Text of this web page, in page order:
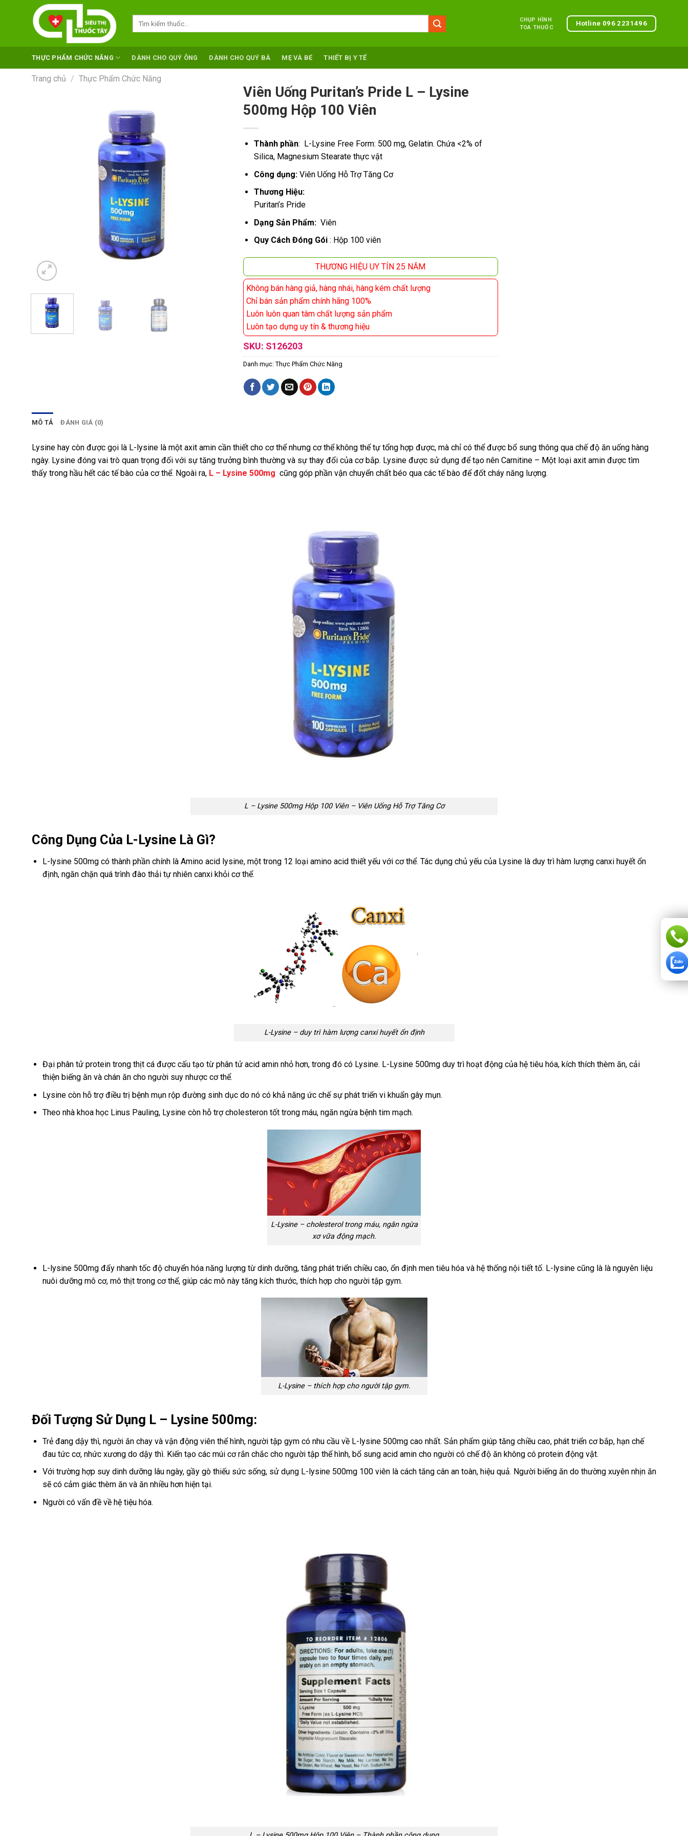
CHỤP HÌNH
TOA THUỐC
Hotline 096 2231496
THỰC PHẨM CHỨC NĂNG DÀNH CHO QUÝ ÔNG DÀNH CHO QUÝ BÀ MẸ VÀ BÉ THIẾT BỊ Y TẾ
Trang chủ / Thực Phẩm Chức Năng
Viên Uống Puritan’s Pride L – Lysine
500mg Hộp 100 Viên
Thành phần: L-Lysine Free Form: 500 mg, Gelatin. Chứa <2% of
Silica, Magnesium Stearate thực vật
Công dụng: Viên Uống Hỗ Trợ Tăng Cơ
Thương Hiệu:
Puritan’s Pride
Dạng Sản Phẩm: Viên
Quy Cách Đóng Gói : Hộp 100 viên
THƯƠNG HIỆU UY TÍN 25 NĂM
Không bán hàng giả, hàng nhái, hàng kém chất lượng
Chỉ bán sản phẩm chính hãng 100%
Luôn luôn quan tâm chất lượng sản phẩm
Luôn tạo dựng uy tín & thương hiệu
SKU: S126203
Danh mục: Thực Phẩm Chức Năng
MÔ TẢ ĐÁNH GIÁ (0)
Lysine hay còn được gọi là L-lysine là một axit amin cần thiết cho cơ thể nhưng cơ thể không thể tự tổng hợp được, mà chỉ có thể được bổ sung thông qua chế độ ăn uống hàng
ngày. Lysine đóng vai trò quan trọng đối với sự tăng trưởng bình thường và sự thay đổi của cơ bắp. Lysine được sử dụng để tạo nên Carnitine – Một loại axit amin được tìm
thấy trong hầu hết các tế bào của cơ thể. Ngoài ra, L – Lysine 500mg cũng góp phần vận chuyển chất béo qua các tế bào để đốt cháy năng lượng.
L – Lysine 500mg Hộp 100 Viên – Viên Uống Hỗ Trợ Tăng Cơ
Công Dụng Của L-Lysine Là Gì?
L-lysine 500mg có thành phần chính là Amino acid lysine, một trong 12 loại amino acid thiết yếu với cơ thể. Tác dụng chủ yếu của Lysine là duy trì hàm lượng canxi huyết ổn
định, ngăn chặn quá trình đào thải tự nhiên canxi khỏi cơ thể.
L-Lysine – duy trì hàm lượng canxi huyết ổn định
Đại phân tử protein trong thịt cá được cấu tạo từ phân tử acid amin nhỏ hơn, trong đó có Lysine. L-Lysine 500mg duy trì hoạt động của hệ tiêu hóa, kích thích thèm ăn, cải
thiện biếng ăn và chán ăn cho người suy nhược cơ thể.
Lysine còn hỗ trợ điều trị bệnh mụn rộp đường sinh dục do nó có khả năng ức chế sự phát triển vi khuẩn gây mụn.
Theo nhà khoa học Linus Pauling, Lysine còn hỗ trợ cholesteron tốt trong máu, ngăn ngừa bệnh tim mạch.
L-Lysine – cholesterol trong máu, ngăn ngừa
xơ vữa động mạch.
L-lysine 500mg đẩy nhanh tốc độ chuyển hóa năng lượng từ dinh dưỡng, tăng phát triển chiều cao, ổn định men tiêu hóa và hệ thống nội tiết tố. L-lysine cũng là là nguyên liệu
nuôi dưỡng mô cơ, mô thịt trong cơ thể, giúp các mô này tăng kích thước, thích hợp cho người tập gym.
L-Lysine – thích hợp cho người tập gym.
Đối Tượng Sử Dụng L – Lysine 500mg:
Trẻ đang dậy thì, người ăn chay và vận động viên thể hình, người tập gym có nhu cầu về L-lysine 500mg cao nhất. Sản phẩm giúp tăng chiều cao, phát triển cơ bắp, hạn chế
đau tức cơ, nhức xương do dậy thì. Kiến tạo các múi cơ rắn chắc cho người tập thể hình, bổ sung acid amin cho người có chế độ ăn không có protein động vật.
Với trường hợp suy dinh dưỡng lâu ngày, gầy gò thiếu sức sống, sử dụng L-lysine 500mg 100 viên là cách tăng cân an toàn, hiệu quả. Người biếng ăn do thường xuyên nhịn ăn
sẽ có cảm giác thèm ăn và ăn nhiều hơn hiện tại.
Người có vấn đề về hệ tiệu hóa.